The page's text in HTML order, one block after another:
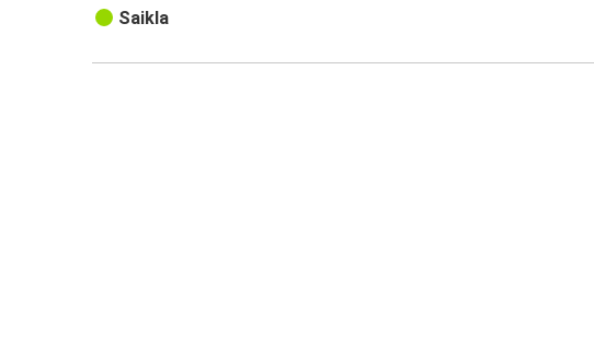
Saikla